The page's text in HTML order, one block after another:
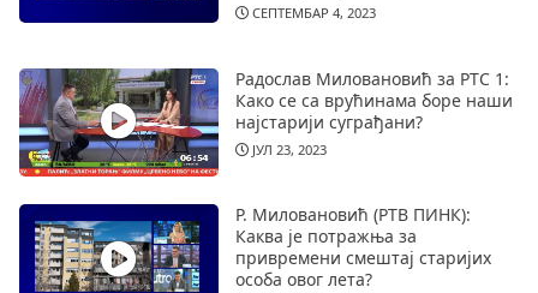
СЕПТЕМБАР 4, 2023
Радослав Миловановић за РТС 1:
Како се са врућинама боре наши
најстарији суграђани?
ЈУЛ 23, 2023
Р. Миловановић (РТВ ПИНК):
Каква је потражња за
привремени смештај старијих
особа овог лета?